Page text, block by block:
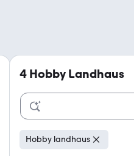
4 Hobby Landhaus
Hobby landhaus